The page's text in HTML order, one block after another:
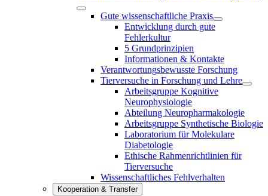
Gute wissenschaftliche Praxis
Entwicklung durch gute
Fehlerkultur
5 Grundprinzipien
Informationen & Kontakte
Verantwortungsbewusste Forschung
Tierversuche in Forschung und Lehre
Arbeitsgruppe Kognitive
Neurophysiologie
Abteilung Neuropharmakologie
Arbeitsgruppe Synthetische Biologie
Laboratorium für Molekulare
Diabetologie
Ethische Rahmenrichtlinien für
Tierversuche
Wissenschaftliches Fehlverhalten
Kooperation & Transfer